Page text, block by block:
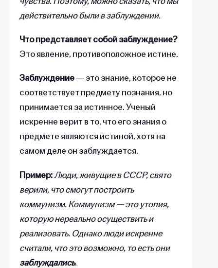
действительно были в заблуждении.
Что представляет собой заблуждение?
Это явление, противоположное истине.
Заблуждение— это знание, которое не
соответствует предмету познания, но
принимается за истинное. Ученый
искренне верит в то, что его знания о
предмете являются истиной, хотя на
самом деле он заблуждается.
Пример:Люди, живущие в СССР, свято
верили, что смогут построить
коммунизм. Коммунизм — это утопия,
которую нереально осуществить и
реализовать. Однако люди искренне
считали, что это возможно, то есть они
заблуждались.